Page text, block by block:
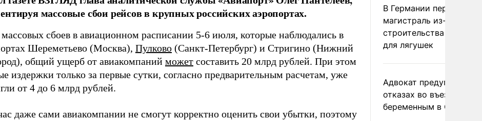
массовые сбои рейсов в крупных российских аэропортах.
сбоев в авиационном расписании 5-6 июля, которые наблюдались в
Шереметьево (Москва), Пулково (Санкт-Петербург) и Стригино (Нижний
общий ущерб от авиакомпаний может составить 20 млрд рублей. При этом
издержки только за первые сутки, согласно предварительным расчетам, уже
от 4 до 6 млрд рублей.
даже сами авиакомпании не смогут корректно оценить свои убытки, поэтому
В Германии перекрыли
магистраль из-за
строительства
для лягушек
Адвокат предупредил
отказах во въезде
беременным в США